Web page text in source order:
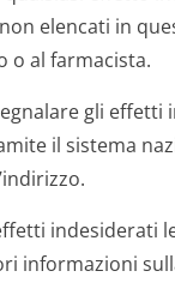
elencati in
o al farmacista.
gli effetti
il sistema
indesiderati
informazioni